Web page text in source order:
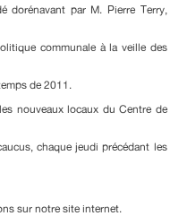
dorénavant par M. Pierre Terry,
communale à la veille des
de 2011.
nouveaux locaux du Centre de
chaque jeudi précédant les
sur notre site internet.